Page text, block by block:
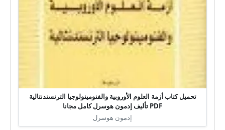
تحميل كتاب أزمة العلوم الأوروبية والفنومينولوجيا الترنسندنتالية
PDF تأليف إدمون هوسرل كامل مجانا
إدمون هوسرل